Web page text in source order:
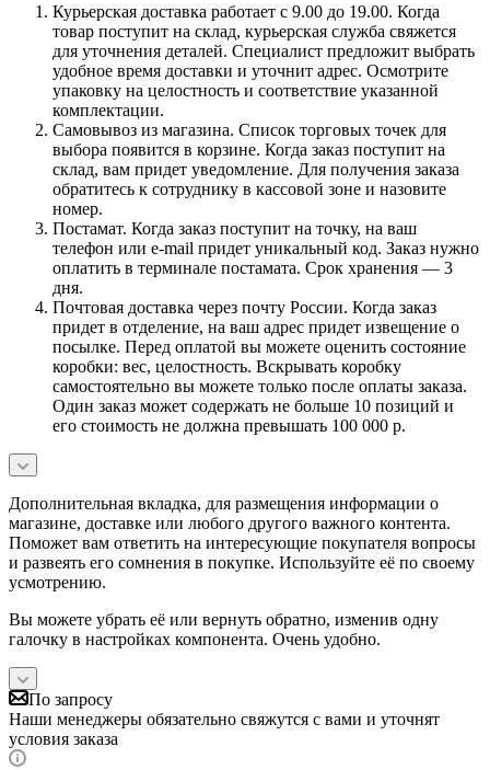
Курьерская доставка работает с 9.00 до 19.00. Когда
товар поступит на склад, курьерская служба свяжется
для уточнения деталей. Специалист предложит выбрать
удобное время доставки и уточнит адрес. Осмотрите
упаковку на целостность и соответствие указанной
комплектации.
Самовывоз из магазина. Список торговых точек для
выбора появится в корзине. Когда заказ поступит на
склад, вам придет уведомление. Для получения заказа
обратитесь к сотруднику в кассовой зоне и назовите
номер.
Постамат. Когда заказ поступит на точку, на ваш
телефон или e-mail придет уникальный код. Заказ нужно
оплатить в терминале постамата. Срок хранения — 3
дня.
Почтовая доставка через почту России. Когда заказ
придет в отделение, на ваш адрес придет извещение о
посылке. Перед оплатой вы можете оценить состояние
коробки: вес, целостность. Вскрывать коробку
самостоятельно вы можете только после оплаты заказа.
Один заказ может содержать не больше 10 позиций и
его стоимость не должна превышать 100 000 р.
Дополнительная вкладка, для размещения информации о
магазине, доставке или любого другого важного контента.
Поможет вам ответить на интересующие покупателя вопросы
и развеять его сомнения в покупке. Используйте её по своему
усмотрению.
Вы можете убрать её или вернуть обратно, изменив одну
галочку в настройках компонента. Очень удобно.
По запросу
Наши менеджеры обязательно свяжутся с вами и уточнят
условия заказа